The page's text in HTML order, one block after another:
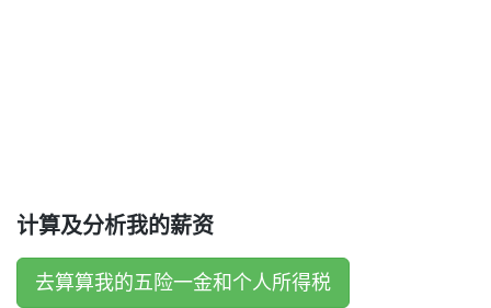
计算及分析我的薪资
去算算我的五险一金和个人所得税